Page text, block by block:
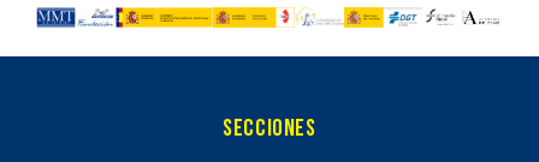
Secciones